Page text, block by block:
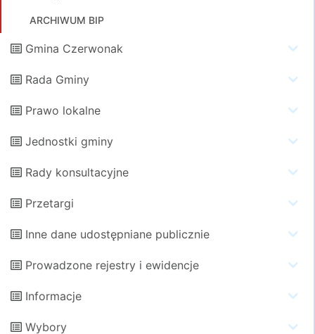
ARCHIWUM BIP
Gmina Czerwonak
Rada Gminy
Prawo lokalne
Jednostki gminy
Rady konsultacyjne
Przetargi
Inne dane udostępniane publicznie
Prowadzone rejestry i ewidencje
Informacje
Wybory